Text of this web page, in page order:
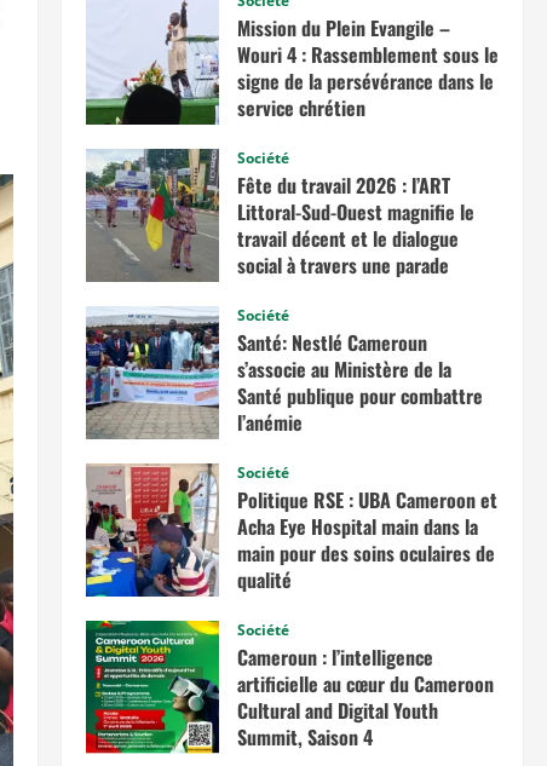
Mission du Plein Evangile –
Wouri 4 : Rassemblement sous le
signe de la persévérance dans le
service chrétien
Société
Fête du travail 2026 : l’ART
Littoral-Sud-Ouest magnifie le
travail décent et le dialogue
social à travers une parade
mai 2, 2026
Société
Santé: Nestlé Cameroun
s’associe au Ministère de la
Santé publique pour combattre
l’anémie
Société
Politique RSE : UBA Cameroon et
Acha Eye Hospital main dans la
main pour des soins oculaires de
qualité
Société
Cameroun : l’intelligence
artificielle au cœur du Cameroon
Cultural and Digital Youth
Summit, Saison 4